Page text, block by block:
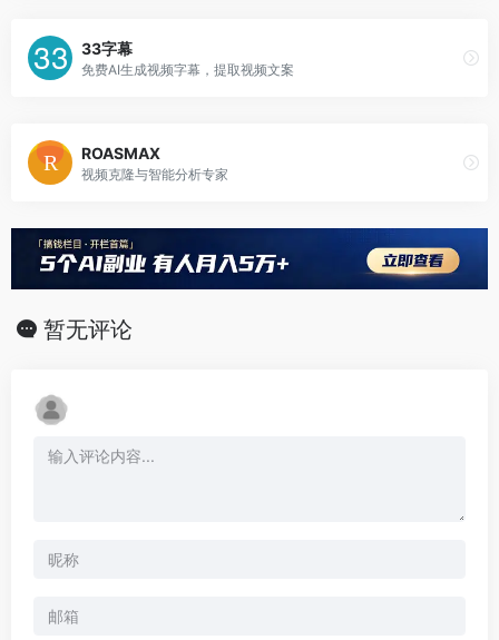
33字幕
免费AI生成视频字幕，提取视频文案
ROASMAX
视频克隆与智能分析专家
暂无评论